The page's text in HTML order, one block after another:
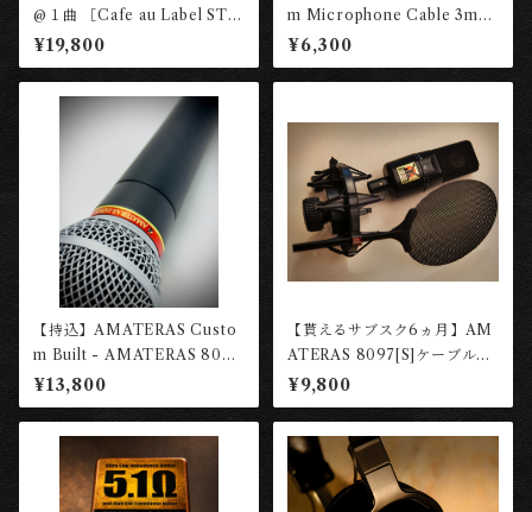
@１曲 ［Cafe au Label STU
DIO］
¥19,800
m Microphone Cable 3m
［長岡工房］
¥6,300
【持込】AMATERAS Custo
m Built - AMATERAS 8058
8058BT/ Dynamic Microp
hone ［長岡工房］
¥13,800
【貰えるサブスク6ヵ月】AM
ATERAS 8097[S]ケーブルセ
ット (定価:¥54200税込)【レ
ンタル権】 ［長岡工房］
¥9,800